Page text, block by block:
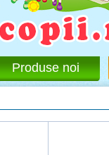
Produse noi